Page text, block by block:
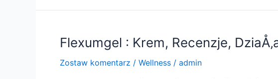
Tabletki,
Cena,
SkÅ‚adniki,
KorzyÅ›ci,
Flexumgel : Krem, Recenzje,
Zostaw komentarz / Wellness / admin